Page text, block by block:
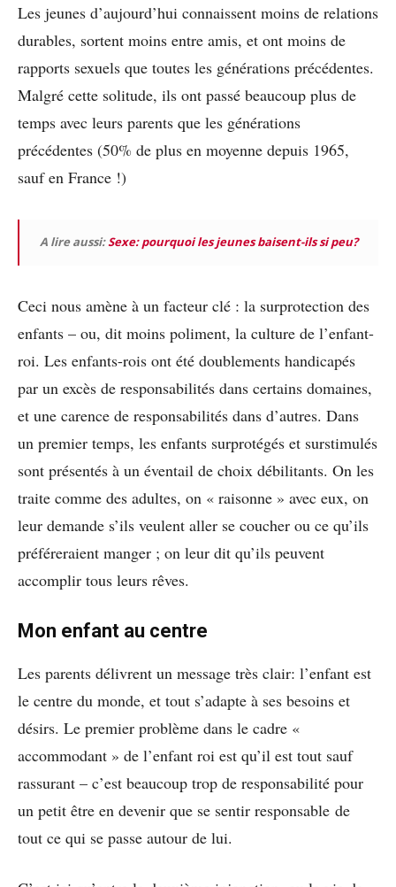
Les jeunes d’aujourd’hui connaissent moins de relations
durables, sortent moins entre amis, et ont moins de
rapports sexuels que toutes les générations précédentes.
Malgré cette solitude, ils ont passé beaucoup plus de
temps avec leurs parents que les générations
précédentes (50% de plus en moyenne depuis 1965,
sauf en France !)
A lire aussi:Sexe: pourquoi les jeunes baisent-ils si peu?
Ceci nous amène à un facteur clé : la surprotection des
enfants – ou, dit moins poliment, la culture de l’enfant-
roi. Les enfants-rois ont été doublements handicapés
par un excès de responsabilités dans certains domaines,
et une carence de responsabilités dans d’autres. Dans
un premier temps, les enfants surprotégés et surstimulés
sont présentés à un éventail de choix débilitants. On les
traite comme des adultes, on « raisonne » avec eux, on
leur demande s’ils veulent aller se coucher ou ce qu’ils
préféreraient manger ; on leur dit qu’ils peuvent
accomplir tous leurs rêves.
Mon enfant au centre
Les parents délivrent un message très clair: l’enfant est
le centre du monde, et tout s’adapte à ses besoins et
désirs. Le premier problème dans le cadre «
accommodant » de l’enfant roi est qu’il est tout sauf
rassurant – c’est beaucoup trop de responsabilité pour
un petit être en devenir que se sentir responsable de
tout ce qui se passe autour de lui.